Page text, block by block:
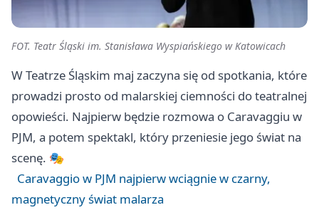
FOT. Teatr Śląski im. Stanisława Wyspiańskiego w Katowicach
W Teatrze Śląskim maj zaczyna się od spotkania, które
prowadzi prosto od malarskiej ciemności do teatralnej
opowieści. Najpierw będzie rozmowa o Caravaggiu w
PJM, a potem spektakl, który przeniesie jego świat na
scenę. 🎭
Caravaggio w PJM najpierw wciągnie w czarny,
magnetyczny świat malarza